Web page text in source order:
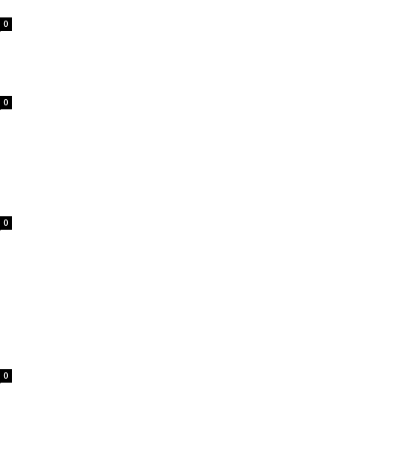
0
0
0
0